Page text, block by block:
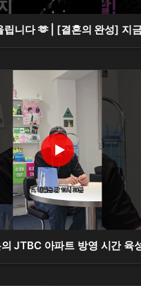
립니다 🫶 | [결혼의 완성] 지
JTBC 아파트 방영 시간 육